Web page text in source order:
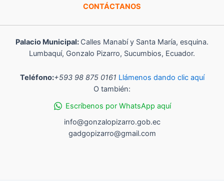
CONTÁCTANOS
Palacio Municipal: Calles Manabí y Santa María, esquina.
Lumbaquí, Gonzalo Pizarro, Sucumbios, Ecuador.
Teléfono:+593 98 875 0161 Llámenos dando clic aquí
O también:
Escríbenos por WhatsApp aquí
info@gonzalopizarro.gob.ec
gadgopizarro@gmail.com